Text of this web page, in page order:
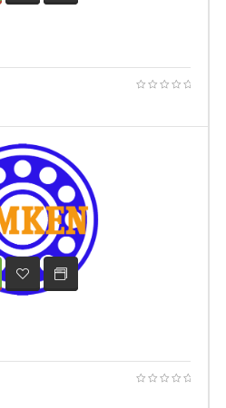
XEM TIẾPADD TO WISHLIST